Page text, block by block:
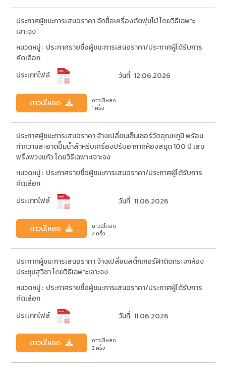
ประกาศผู้ชนะการเสนอราคา จัดซื้อเครื่องตัดพุ่มไม้ โดยวิธีเฉพาะ
เจาะจง
หมวดหมู่ : ประกาศรายชื่อผู้ชนะการเสนอราคา/ประกาศผู้ได้รับการ
คัดเลือก
ประเภทไฟล์
วันที่ 12.06.2026
ดาวน์โหลด
ดาวน์โหลด
1 ครั้ง
ประกาศผู้ชนะการเสนอราคา จ้างเปลี่ยนเซ็นเซอร์วัดอุณหภูมิ พร้อม
ทำความสะอาดปั๊มน้ำสำหรับเครื่องปรับอากาศห้องสมุด 100 ปี เสม
พริ้งพวงแก้ว โดยวิธีเฉพาะเจาะจง
หมวดหมู่ : ประกาศรายชื่อผู้ชนะการเสนอราคา/ประกาศผู้ได้รับการ
คัดเลือก
ประเภทไฟล์
วันที่ 11.06.2026
ดาวน์โหลด
ดาวน์โหลด
2 ครั้ง
ประกาศผู้ชนะการเสนอราคา จ้างเปลี่ยนสติ๊กเกอร์ฝ้าติดกระจกห้อง
ประชุมสุวิชา โดยวิธีเฉพาะเจาะจง
หมวดหมู่ : ประกาศรายชื่อผู้ชนะการเสนอราคา/ประกาศผู้ได้รับการ
คัดเลือก
ประเภทไฟล์
วันที่ 11.06.2026
ดาวน์โหลด
ดาวน์โหลด
2 ครั้ง